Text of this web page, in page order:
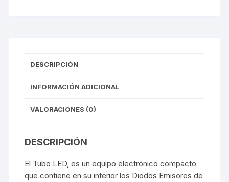
DESCRIPCIÓN
INFORMACIÓN ADICIONAL
VALORACIONES (0)
DESCRIPCIÓN
El Tubo LED, es un equipo electrónico compacto
que contiene en su interior los Diodos Emisores de